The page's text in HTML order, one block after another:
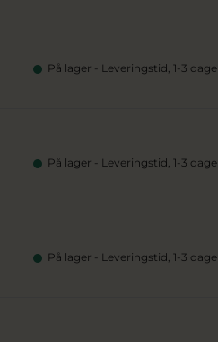
På lager - Leveringstid, 1-3 dage
På lager - Leveringstid, 1-3 dage
På lager - Leveringstid, 1-3 dage